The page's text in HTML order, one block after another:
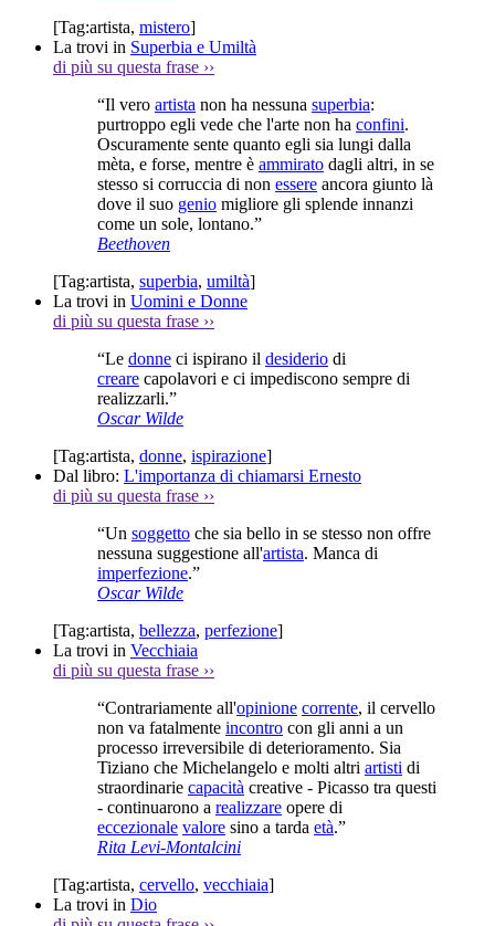
[Tag:artista, mistero]
La trovi in Superbia e Umiltà
di più su questa frase ››
“Il vero artista non ha nessuna superbia:
purtroppo egli vede che l'arte non ha confini.
Oscuramente sente quanto egli sia lungi dalla
mèta, e forse, mentre è ammirato dagli altri, in se
stesso si corruccia di non essere ancora giunto là
dove il suo genio migliore gli splende innanzi
come un sole, lontano.”
Beethoven
[Tag:artista, superbia, umiltà]
La trovi in Uomini e Donne
di più su questa frase ››
“Le donne ci ispirano il desiderio di
creare capolavori e ci impediscono sempre di
realizzarli.”
Oscar Wilde
[Tag:artista, donne, ispirazione]
Dal libro: L'importanza di chiamarsi Ernesto
di più su questa frase ››
“Un soggetto che sia bello in se stesso non offre
nessuna suggestione all'artista. Manca di
imperfezione.”
Oscar Wilde
[Tag:artista, bellezza, perfezione]
La trovi in Vecchiaia
di più su questa frase ››
“Contrariamente all'opinione corrente, il cervello
non va fatalmente incontro con gli anni a un
processo irreversibile di deterioramento. Sia
Tiziano che Michelangelo e molti altri artisti di
straordinarie capacità creative - Picasso tra questi
- continuarono a realizzare opere di
eccezionale valore sino a tarda età.”
Rita Levi-Montalcini
[Tag:artista, cervello, vecchiaia]
La trovi in Dio